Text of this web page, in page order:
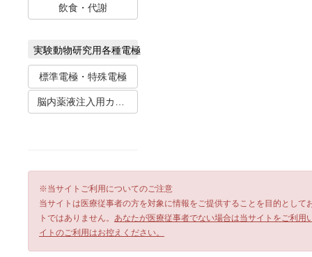
飲食・代謝
実験動物研究用各種電極
標準電極・特殊電極
脳内薬液注入用カニューレ
※当サイトご利用についてのご注意
当サイトは医療従事者の方を対象に情報をご提供することを目的とし
トではありません。 あなたが医療従事者でない場合は当サイトをご利
イトのご利用はお控えください。